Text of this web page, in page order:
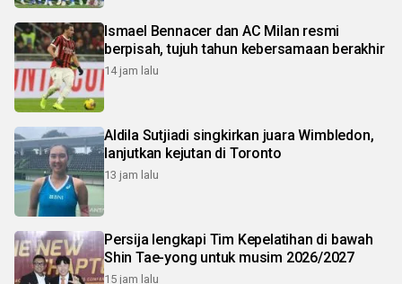
Ismael Bennacer dan AC Milan resmi
berpisah, tujuh tahun kebersamaan berakhir
14 jam lalu
Aldila Sutjiadi singkirkan juara Wimbledon,
lanjutkan kejutan di Toronto
13 jam lalu
Persija lengkapi Tim Kepelatihan di bawah
Shin Tae-yong untuk musim 2026/2027
15 jam lalu